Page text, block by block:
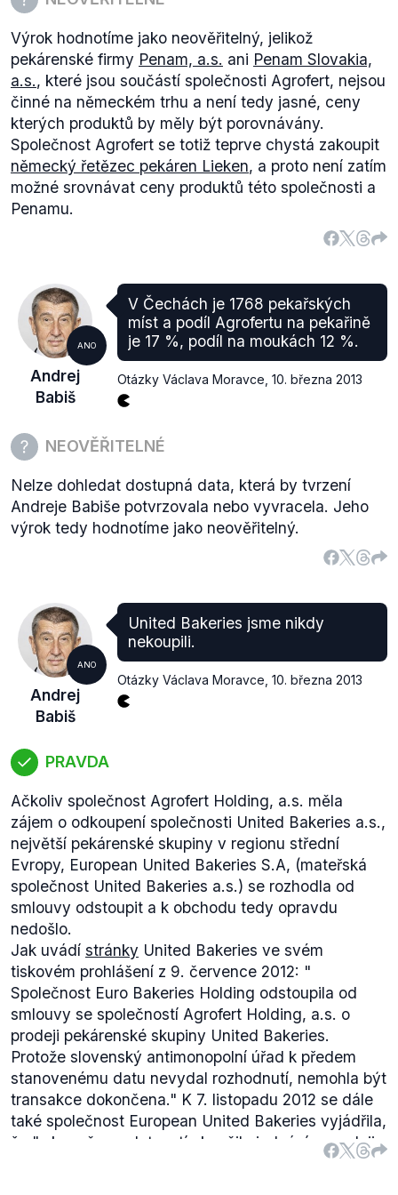
Výrok hodnotíme jako neověřitelný, jelikož
pekárenské firmy Penam, a.s. ani Penam Slovakia,
a.s., které jsou součástí společnosti Agrofert, nejsou
činné na německém trhu a není tedy jasné, ceny
kterých produktů by měly být porovnávány.
Společnost Agrofert se totiž teprve chystá zakoupit
německý řetězec pekáren Lieken, a proto není zatím
možné srovnávat ceny produktů této společnosti a
Penamu.
ANO
Andrej
Babiš
V Čechách je 1768 pekařských
míst a podíl Agrofertu na pekařině
je 17 %, podíl na moukách 12 %.
Otázky Václava Moravce 10. března 2013
NEOVĚŘITELNÉ
Nelze dohledat dostupná data, která by tvrzení
Andreje Babiše potvrzovala nebo vyvracela. Jeho
výrok tedy hodnotíme jako neověřitelný.
ANO
Andrej
Babiš
United Bakeries jsme nikdy
nekoupili.
Otázky Václava Moravce 10. března 2013
PRAVDA
Ačkoliv společnost Agrofert Holding, a.s. měla
zájem o odkoupení společnosti United Bakeries a.s.,
největší pekárenské skupiny v regionu střední
Evropy, European United Bakeries S.A, (mateřská
společnost United Bakeries a.s.) se rozhodla od
smlouvy odstoupit a k obchodu tedy opravdu
nedošlo.
Jak uvádí stránky United Bakeries ve svém
tiskovém prohlášení z 9. července 2012: "
Společnost Euro Bakeries Holding odstoupila od
smlouvy se společností Agrofert Holding, a.s. o
prodeji pekárenské skupiny United Bakeries.
Protože slovenský antimonopolní úřad k předem
stanovenému datu nevydal rozhodnutí, nemohla být
transakce dokončena." K 7. listopadu 2012 se dále
také společnost European United Bakeries vyjádřila,
že "s konečnou platností ukončila jednání o prodeji
pekáren ve skupině United Bakeries se společností